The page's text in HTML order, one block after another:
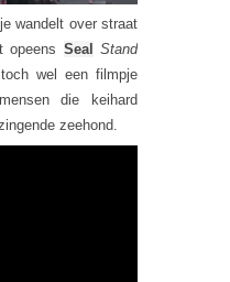
wandelt over straat
opeens Seal
Stand
wel een filmpje
die keihard
zeehond.